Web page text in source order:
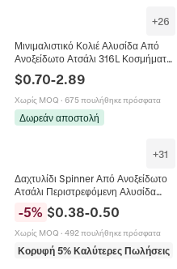
+26
Μινιμαλιστικό Κολιέ Αλυσίδα Από
Ανοξείδωτο Ατσάλι 316L Κοσμήματα
Ανθεκτικό Στο Νερό Για Γυναίκες
Άνδρες
$0.70-2.89
Χωρίς MOQ · 675 πουλήθηκε πρόσφατα
Δωρεάν αποστολή
+31
Δαχτυλίδι Spinner Από Ανοξείδωτο
Ατσάλι Περιστρεφόμενη Αλυσίδα
Κοσμήματα Για Άνδρες
-5% $0.38-0.50
Χωρίς MOQ · 492 πουλήθηκε πρόσφατα
Κορυφή 5% Καλύτερες Πωλήσεις